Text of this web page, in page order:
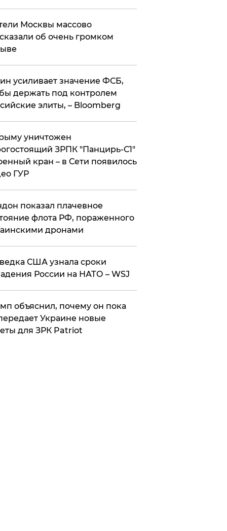
Москвы массово
об очень громком
усиливает значение ФСБ,
держать под контролем
элиты, – Bloomberg
уничтожен
ЗРПК "Панцирь-С1"
кран – в Сети появилось
ГУР
показал плачевное
флота РФ, пораженного
дронами
США узнала сроки
России на НАТО – WSJ
объяснил, почему он пока
Украине новые
для ЗРК Patriot